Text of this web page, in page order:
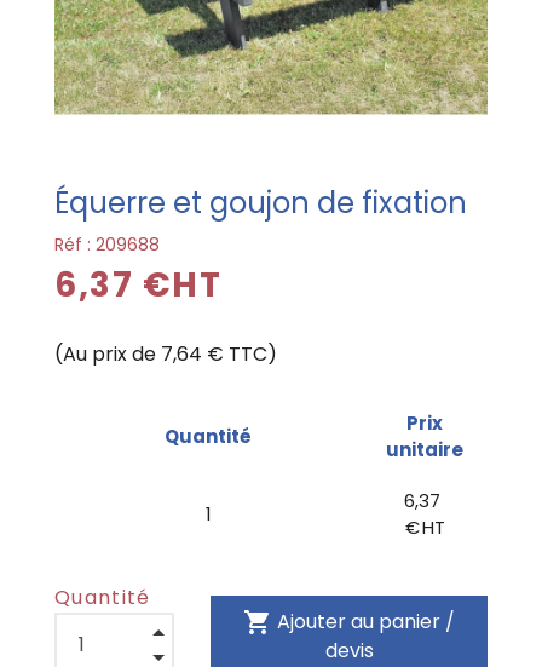
Équerre et goujon de fixation
Réf : 209688
6,37 €HT
(Au prix de 7,64 € TTC)
Quantité
Prix
unitaire
1
6,37
€ HT
Quantité
shopping_cart Ajouter au panier /
devis